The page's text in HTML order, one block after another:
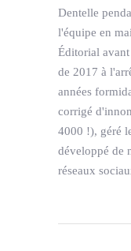
Dentelle
l'équipe en
Éditorial
de 2017 à
années
corrigé
4000 !), géré
développé de
réseaux